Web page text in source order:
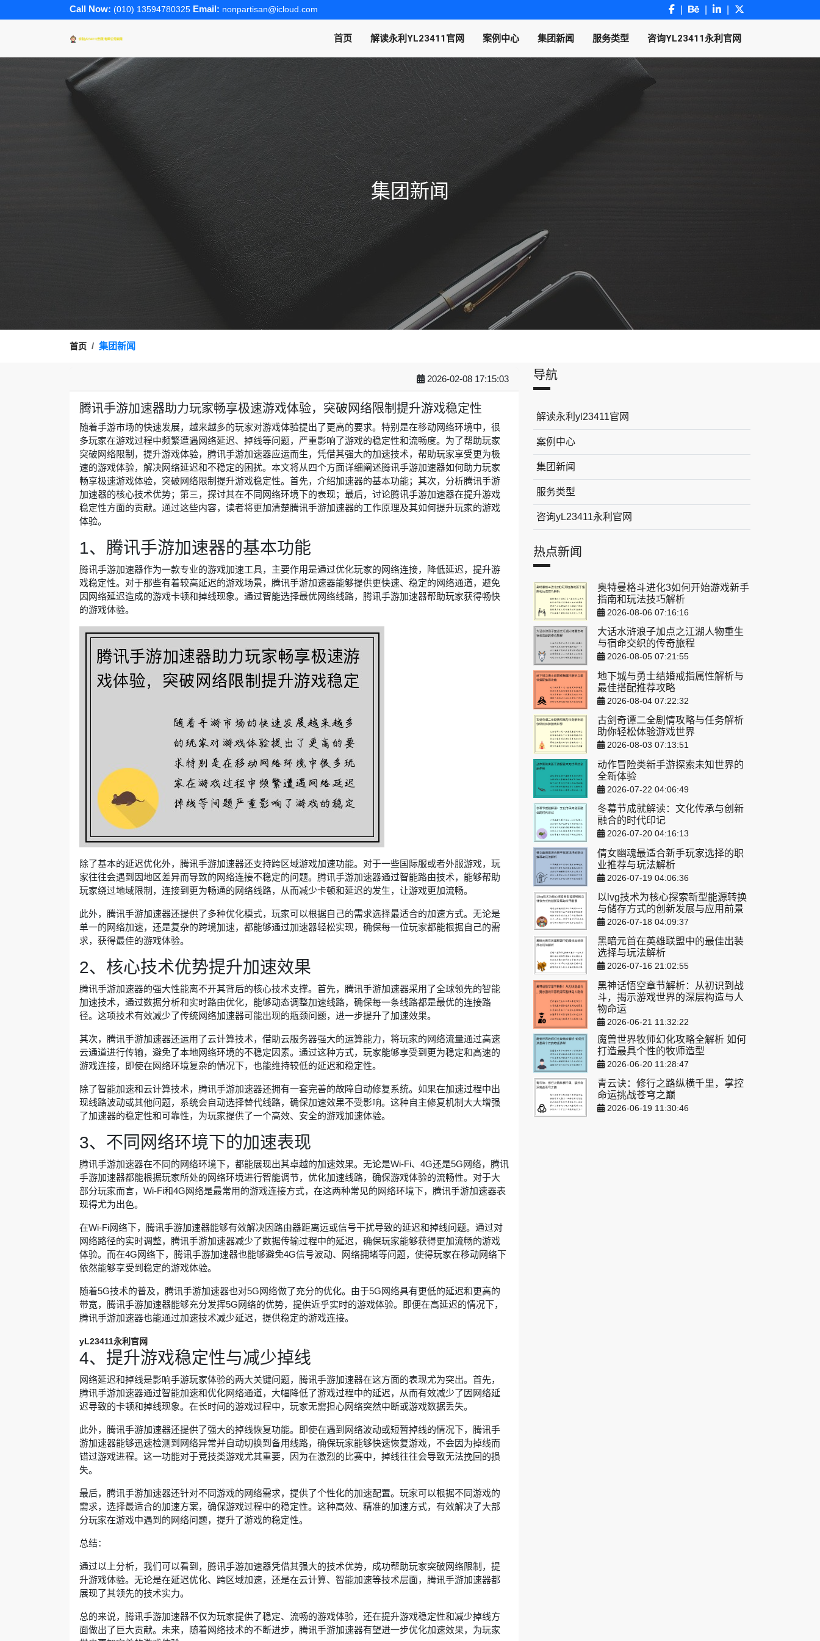
Call Now: (010) 13594780325 Email: nonpartisan@icloud.com
首页 解读永利YL23411官网 案例中心 集团新闻 服务类型 咨询YL23411永利官网
集团新闻
首页 集团新闻
2026-02-08 17:15:03
腾讯手游加速器助力玩家畅享极速游戏体验，突破网络限制提升游戏稳定性
随着手游市场的快速发展，越来越多的玩家对游戏体验提出了更高的要求。特别是在移动网络环境中，很
多玩家在游戏过程中频繁遭遇网络延迟、掉线等问题，严重影响了游戏的稳定性和流畅度。为了帮助玩家
突破网络限制，提升游戏体验，腾讯手游加速器应运而生，凭借其强大的加速技术，帮助玩家享受更为极
速的游戏体验，解决网络延迟和不稳定的困扰。本文将从四个方面详细阐述腾讯手游加速器如何助力玩家
畅享极速游戏体验，突破网络限制提升游戏稳定性。首先，介绍加速器的基本功能；其次，分析腾讯手游
加速器的核心技术优势；第三，探讨其在不同网络环境下的表现；最后，讨论腾讯手游加速器在提升游戏
稳定性方面的贡献。通过这些内容，读者将更加清楚腾讯手游加速器的工作原理及其如何提升玩家的游戏
体验。
1、腾讯手游加速器的基本功能
腾讯手游加速器作为一款专业的游戏加速工具，主要作用是通过优化玩家的网络连接，降低延迟，提升游
戏稳定性。对于那些有着较高延迟的游戏场景，腾讯手游加速器能够提供更快速、稳定的网络通道，避免
因网络延迟造成的游戏卡顿和掉线现象。通过智能选择最优网络线路，腾讯手游加速器帮助玩家获得畅快
的游戏体验。
除了基本的延迟优化外，腾讯手游加速器还支持跨区域游戏加速功能。对于一些国际服或者外服游戏，玩
家往往会遇到因地区差异而导致的网络连接不稳定的问题。腾讯手游加速器通过智能路由技术，能够帮助
玩家绕过地域限制，连接到更为畅通的网络线路，从而减少卡顿和延迟的发生，让游戏更加流畅。
此外，腾讯手游加速器还提供了多种优化模式，玩家可以根据自己的需求选择最适合的加速方式。无论是
单一的网络加速，还是复杂的跨境加速，都能够通过加速器轻松实现，确保每一位玩家都能根据自己的需
求，获得最佳的游戏体验。
2、核心技术优势提升加速效果
腾讯手游加速器的强大性能离不开其背后的核心技术支撑。首先，腾讯手游加速器采用了全球领先的智能
加速技术，通过数据分析和实时路由优化，能够动态调整加速线路，确保每一条线路都是最优的连接路
径。这项技术有效减少了传统网络加速器可能出现的瓶颈问题，进一步提升了加速效果。
其次，腾讯手游加速器还运用了云计算技术，借助云服务器强大的运算能力，将玩家的网络流量通过高速
云通道进行传输，避免了本地网络环境的不稳定因素。通过这种方式，玩家能够享受到更为稳定和高速的
游戏连接，即使在网络环境复杂的情况下，也能维持较低的延迟和稳定性。
除了智能加速和云计算技术，腾讯手游加速器还拥有一套完善的故障自动修复系统。如果在加速过程中出
现线路波动或其他问题，系统会自动选择替代线路，确保加速效果不受影响。这种自主修复机制大大增强
了加速器的稳定性和可靠性，为玩家提供了一个高效、安全的游戏加速体验。
3、不同网络环境下的加速表现
腾讯手游加速器在不同的网络环境下，都能展现出其卓越的加速效果。无论是Wi-Fi、4G还是5G网络，腾讯
手游加速器都能根据玩家所处的网络环境进行智能调节，优化加速线路，确保游戏体验的流畅性。对于大
部分玩家而言，Wi-Fi和4G网络是最常用的游戏连接方式，在这两种常见的网络环境下，腾讯手游加速器表
现得尤为出色。
在Wi-Fi网络下，腾讯手游加速器能够有效解决因路由器距离远或信号干扰导致的延迟和掉线问题。通过对
网络路径的实时调整，腾讯手游加速器减少了数据传输过程中的延迟，确保玩家能够获得更加流畅的游戏
体验。而在4G网络下，腾讯手游加速器也能够避免4G信号波动、网络拥堵等问题，使得玩家在移动网络下
依然能够享受到稳定的游戏体验。
随着5G技术的普及，腾讯手游加速器也对5G网络做了充分的优化。由于5G网络具有更低的延迟和更高的
带宽，腾讯手游加速器能够充分发挥5G网络的优势，提供近乎实时的游戏体验。即便在高延迟的情况下，
腾讯手游加速器也能通过加速技术减少延迟，提供稳定的游戏连接。
yL23411永利官网
4、提升游戏稳定性与减少掉线
网络延迟和掉线是影响手游玩家体验的两大关键问题，腾讯手游加速器在这方面的表现尤为突出。首先，
腾讯手游加速器通过智能加速和优化网络通道，大幅降低了游戏过程中的延迟，从而有效减少了因网络延
迟导致的卡顿和掉线现象。在长时间的游戏过程中，玩家无需担心网络突然中断或游戏数据丢失。
此外，腾讯手游加速器还提供了强大的掉线恢复功能。即使在遇到网络波动或短暂掉线的情况下，腾讯手
游加速器能够迅速检测到网络异常并自动切换到备用线路，确保玩家能够快速恢复游戏，不会因为掉线而
错过游戏进程。这一功能对于竞技类游戏尤其重要，因为在激烈的比赛中，掉线往往会导致无法挽回的损
失。
最后，腾讯手游加速器还针对不同游戏的网络需求，提供了个性化的加速配置。玩家可以根据不同游戏的
需求，选择最适合的加速方案，确保游戏过程中的稳定性。这种高效、精准的加速方式，有效解决了大部
分玩家在游戏中遇到的网络问题，提升了游戏的稳定性。
总结：
通过以上分析，我们可以看到，腾讯手游加速器凭借其强大的技术优势，成功帮助玩家突破网络限制，提
升游戏体验。无论是在延迟优化、跨区域加速，还是在云计算、智能加速等技术层面，腾讯手游加速器都
展现了其领先的技术实力。
总的来说，腾讯手游加速器不仅为玩家提供了稳定、流畅的游戏体验，还在提升游戏稳定性和减少掉线方
面做出了巨大贡献。未来，随着网络技术的不断进步，腾讯手游加速器有望进一步优化加速效果，为玩家
导航
解读永利yl23411官网
案例中心
集团新闻
服务类型
咨询yL23411永利官网
热点新闻
奥特曼格斗进化3如何开始游戏新手
指南和玩法技巧解析
2026-08-06 07:16:16
大话水浒浪子加点之江湖人物重生
与宿命交织的传奇旅程
2026-08-05 07:21:55
地下城与勇士结婚戒指属性解析与
最佳搭配推荐攻略
2026-08-04 07:22:32
古剑奇谭二全剧情攻略与任务解析
助你轻松体验游戏世界
2026-08-03 07:13:51
动作冒险类新手游探索未知世界的
全新体验
2026-07-22 04:06:49
冬幕节成就解读：文化传承与创新
融合的时代印记
2026-07-20 04:16:13
倩女幽魂最适合新手玩家选择的职
业推荐与玩法解析
2026-07-19 04:06:36
以lvg技术为核心探索新型能源转换
与储存方式的创新发展与应用前景
2026-07-18 04:09:37
黑暗元首在英雄联盟中的最佳出装
选择与玩法解析
2026-07-16 21:02:55
黑神话悟空章节解析：从初识到战
斗，揭示游戏世界的深层构造与人
物命运
2026-06-21 11:32:22
魔兽世界牧师幻化攻略全解析 如何
打造最具个性的牧师造型
2026-06-20 11:28:47
青云诀：修行之路纵横千里，掌控
命运挑战苍穹之巅
2026-06-19 11:30:46